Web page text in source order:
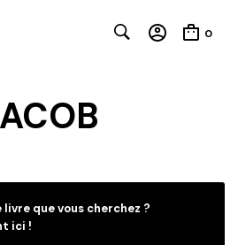
0
que vous cherchez ?
ici !